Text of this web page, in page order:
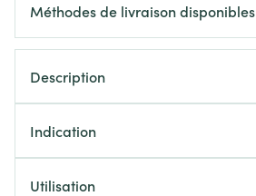
Méthodes de livraison disponibles
Description
Indication
Utilisation